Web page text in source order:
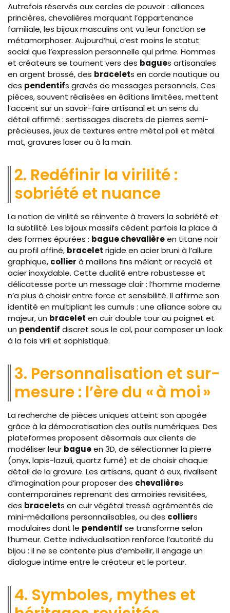
Autrefois réservés aux cercles de pouvoir : alliances
princières, chevalières marquant l’appartenance
familiale, les bijoux masculins ont vu leur fonction se
métamorphoser. Aujourd’hui, c’est moins le statut
social que l’expression personnelle qui prime. Hommes
et créateurs se tournent vers des bagues artisanales
en argent brossé, des bracelets en corde nautique ou
des pendentifs gravés de messages personnels. Ces
pièces, souvent réalisées en éditions limitées, mettent
l’accent sur un savoir-faire artisanal et un sens du
détail affirmé : sertissages discrets de pierres semi-
précieuses, jeux de textures entre métal poli et métal
mat, gravures laser ou à la main.
2. Redéfinir la virilité :
sobriété et nuance
La notion de virilité se réinvente à travers la sobriété et
la subtilité. Les bijoux massifs cèdent parfois la place à
des formes épurées : bague chevalièreen titane noir
au profil affiné, bracelet rigide en acier bruni à l’allure
graphique, collier à maillons fins mêlant or recyclé et
acier inoxydable. Cette dualité entre robustesse et
délicatesse porte un message clair : l’homme moderne
n’a plus à choisir entre force et sensibilité. Il affirme son
identité en multipliant les cumuls : une alliance sobre au
majeur, un bracelet en cuir double tour au poignet et
un pendentif discret sous le col, pour composer un look
à la fois viril et sophistiqué.
3. Personnalisation et sur-
mesure : l’ère du « à moi »
La recherche de pièces uniques atteint son apogée
grâce à la démocratisation des outils numériques. Des
plateformes proposent désormais aux clients de
modéliser leur bagueen 3D, de sélectionner la pierre
(onyx, lapis-lazuli, quartz fumé) et de choisir chaque
détail de la gravure. Les artisans, quant à eux, rivalisent
d’imagination pour proposer des chevalières
contemporaines reprenant des armoiries revisitées,
des bracelets en cuir végétal tressé agrémentés de
mini-médaillons personnalisables, ou des colliers
modulaires dont le pendentif se transforme selon
l’humeur. Cette individualisation renforce l’autorité du
bijou : il ne se contente plus d’embellir, il engage un
dialogue intime entre le créateur et le porteur.
4. Symboles, mythes et